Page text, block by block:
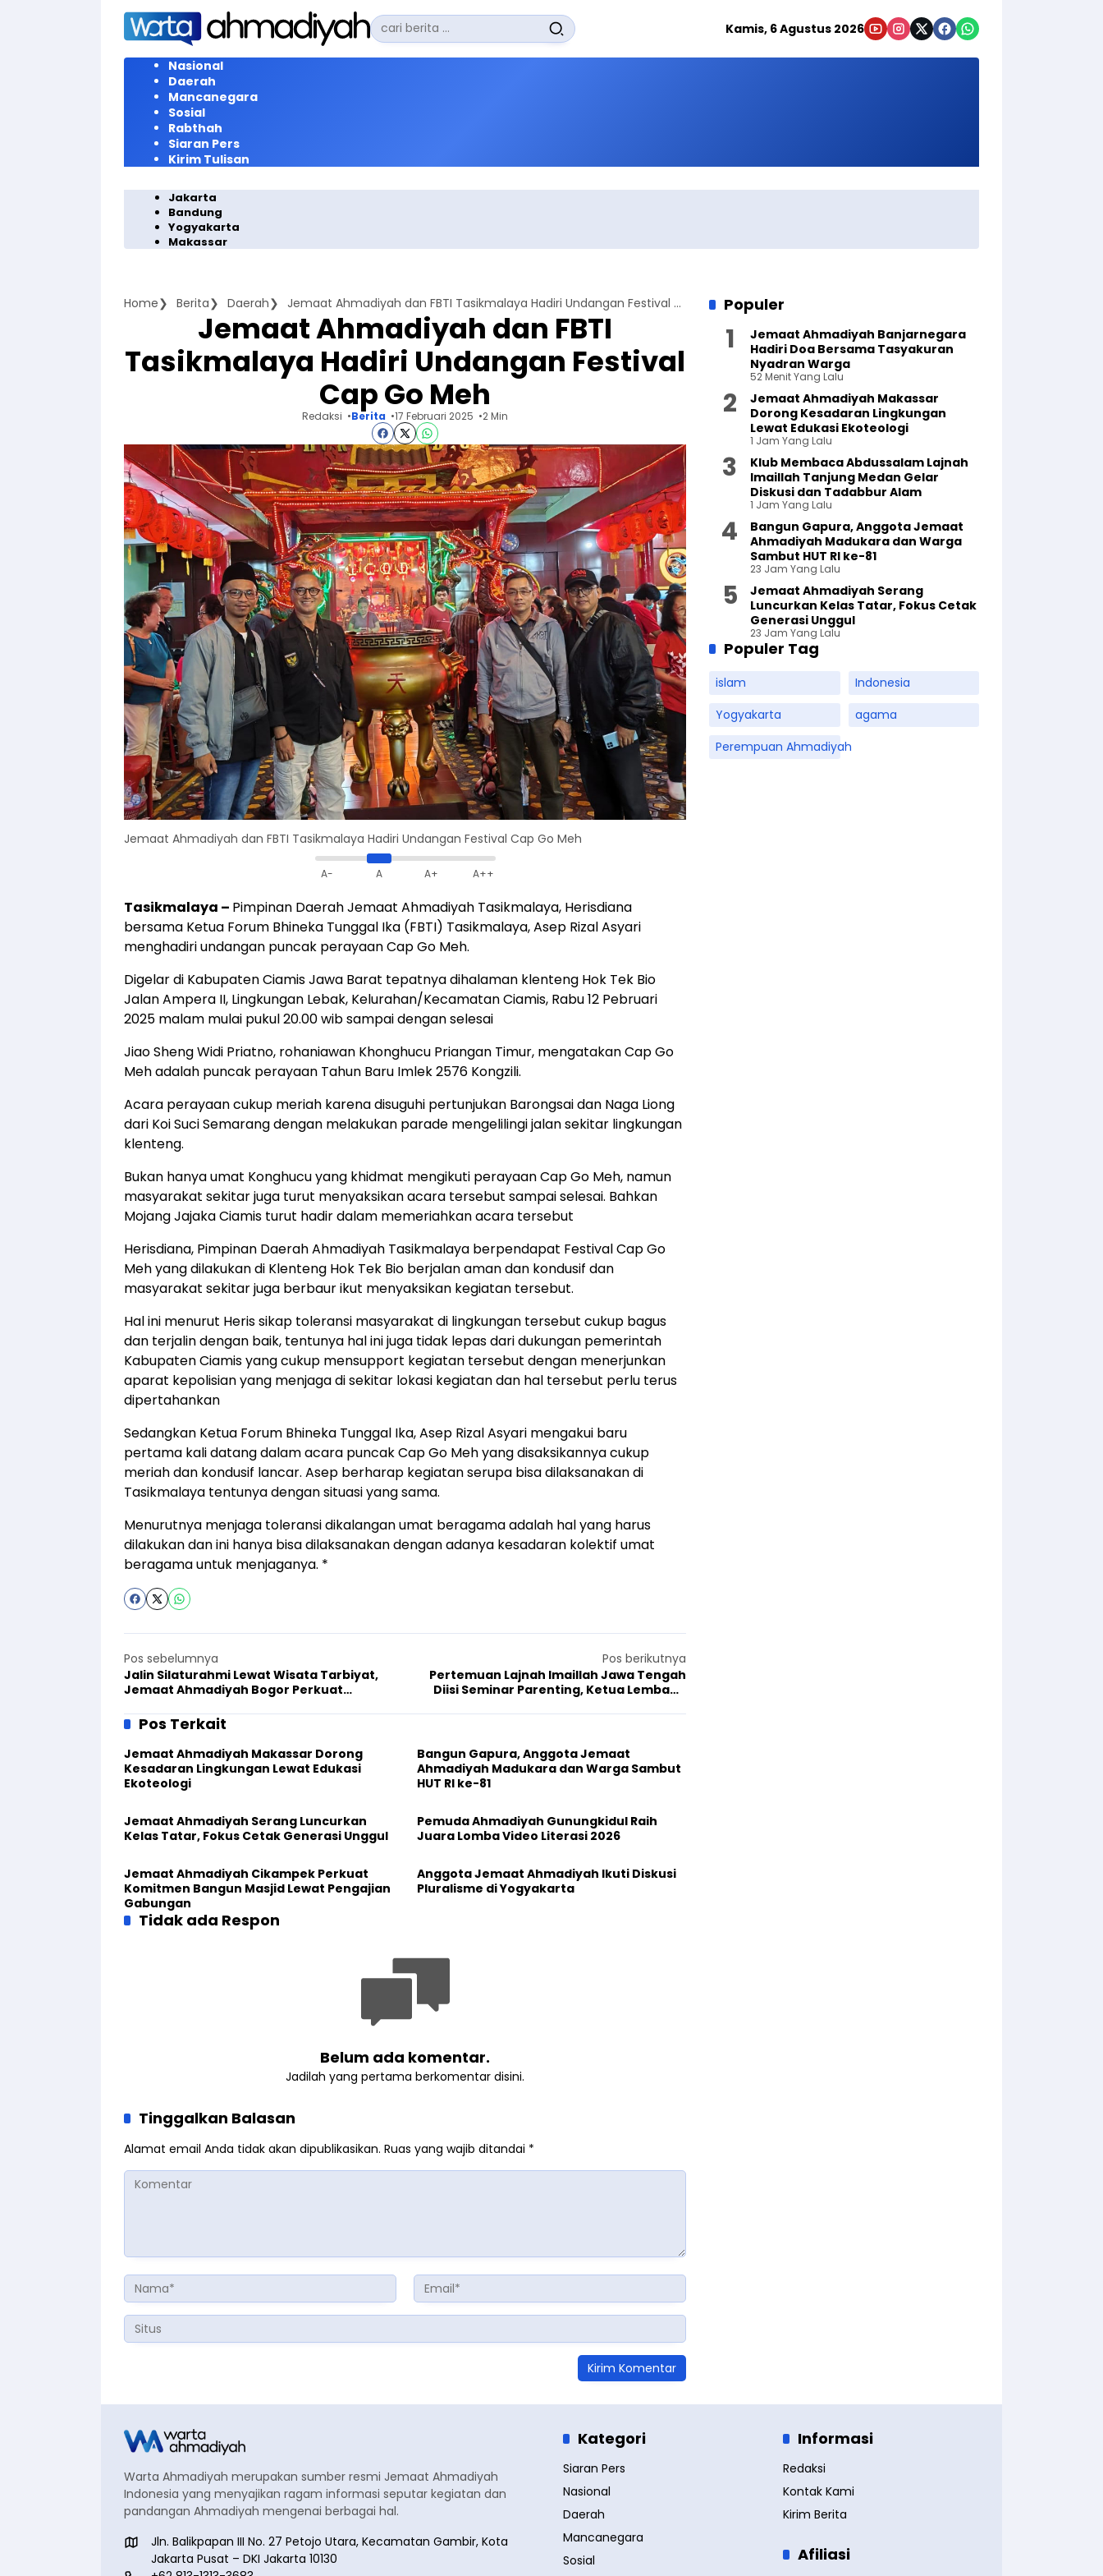
Langsung
konten
Pencarian
untuk:
Kamis, 6 Agustus 2026
Nasional
Daerah
Mancanegara
Sosial
Rabthah
Siaran Pers
Kirim Tulisan
Jakarta
Bandung
Yogyakarta
Makassar
Home Berita Daerah Jemaat Ahmadiyah dan FBTI Tasikmalaya Hadiri Undangan Festival Cap Go Meh
Jemaat Ahmadiyah dan FBTI
Tasikmalaya Hadiri Undangan Festival
Cap Go Meh
Redaksi Berita 17 Februari 2025 2 Min
Jemaat Ahmadiyah dan FBTI Tasikmalaya Hadiri Undangan Festival Cap Go Meh
A- A A+ A++
Tasikmalaya – Pimpinan Daerah Jemaat Ahmadiyah Tasikmalaya, Herisdiana
bersama Ketua Forum Bhineka Tunggal Ika (FBTI) Tasikmalaya, Asep Rizal Asyari
menghadiri undangan puncak perayaan Cap Go Meh.
Digelar di Kabupaten Ciamis Jawa Barat tepatnya dihalaman klenteng Hok Tek Bio
Jalan Ampera II, Lingkungan Lebak, Kelurahan/Kecamatan Ciamis, Rabu 12 Pebruari
2025 malam mulai pukul 20.00 wib sampai dengan selesai
Jiao Sheng Widi Priatno, rohaniawan Khonghucu Priangan Timur, mengatakan Cap Go
Meh adalah puncak perayaan Tahun Baru Imlek 2576 Kongzili.
Acara perayaan cukup meriah karena disuguhi pertunjukan Barongsai dan Naga Liong
dari Koi Suci Semarang dengan melakukan parade mengelilingi jalan sekitar lingkungan
klenteng.
Bukan hanya umat Konghucu yang khidmat mengikuti perayaan Cap Go Meh, namun
masyarakat sekitar juga turut menyaksikan acara tersebut sampai selesai. Bahkan
Mojang Jajaka Ciamis turut hadir dalam memeriahkan acara tersebut
Herisdiana, Pimpinan Daerah Ahmadiyah Tasikmalaya berpendapat Festival Cap Go
Meh yang dilakukan di Klenteng Hok Tek Bio berjalan aman dan kondusif dan
masyarakat sekitar juga berbaur ikut menyaksikan kegiatan tersebut.
Hal ini menurut Heris sikap toleransi masyarakat di lingkungan tersebut cukup bagus
dan terjalin dengan baik, tentunya hal ini juga tidak lepas dari dukungan pemerintah
Kabupaten Ciamis yang cukup mensupport kegiatan tersebut dengan menerjunkan
aparat kepolisian yang menjaga di sekitar lokasi kegiatan dan hal tersebut perlu terus
dipertahankan
Sedangkan Ketua Forum Bhineka Tunggal Ika, Asep Rizal Asyari mengakui baru
pertama kali datang dalam acara puncak Cap Go Meh yang disaksikannya cukup
meriah dan kondusif lancar. Asep berharap kegiatan serupa bisa dilaksanakan di
Tasikmalaya tentunya dengan situasi yang sama.
Menurutnya menjaga toleransi dikalangan umat beragama adalah hal yang harus
dilakukan dan ini hanya bisa dilaksanakan dengan adanya kesadaran kolektif umat
beragama untuk menjaganya. *
Pos sebelumnya
Jalin Silaturahmi Lewat Wisata Tarbiyat,
Jemaat Ahmadiyah Bogor Perkuat
Pos berikutnya
Pertemuan Lajnah Imaillah Jawa Tengah
Diisi Seminar Parenting, Ketua Lembaga
Pos Terkait
Jemaat Ahmadiyah Makassar Dorong
Kesadaran Lingkungan Lewat Edukasi
Ekoteologi
Bangun Gapura, Anggota Jemaat
Ahmadiyah Madukara dan Warga Sambut
HUT RI ke-81
Jemaat Ahmadiyah Serang Luncurkan
Kelas Tatar, Fokus Cetak Generasi Unggul
Pemuda Ahmadiyah Gunungkidul Raih
Juara Lomba Video Literasi 2026
Jemaat Ahmadiyah Cikampek Perkuat
Komitmen Bangun Masjid Lewat Pengajian
Gabungan
Anggota Jemaat Ahmadiyah Ikuti Diskusi
Pluralisme di Yogyakarta
Tidak ada Respon
Belum ada komentar.
Jadilah yang pertama berkomentar disini.
Tinggalkan Balasan
Alamat email Anda tidak akan dipublikasikan. Ruas yang wajib ditandai *
Populer
Jemaat Ahmadiyah Banjarnegara
Hadiri Doa Bersama Tasyakuran
Nyadran Warga
52 Menit Yang Lalu
Jemaat Ahmadiyah Makassar
Dorong Kesadaran Lingkungan
Lewat Edukasi Ekoteologi
1 Jam Yang Lalu
Klub Membaca Abdussalam Lajnah
Imaillah Tanjung Medan Gelar
Diskusi dan Tadabbur Alam
1 Jam Yang Lalu
Bangun Gapura, Anggota Jemaat
Ahmadiyah Madukara dan Warga
Sambut HUT RI ke-81
23 Jam Yang Lalu
Jemaat Ahmadiyah Serang
Luncurkan Kelas Tatar, Fokus Cetak
Generasi Unggul
23 Jam Yang Lalu
Populer Tag
islam
Indonesia
Yogyakarta
agama
Perempuan Ahmadiyah
Warta Ahmadiyah merupakan sumber resmi Jemaat Ahmadiyah
Indonesia yang menyajikan ragam informasi seputar kegiatan dan
pandangan Ahmadiyah mengenai berbagai hal.
Jln. Balikpapan III No. 27 Petojo Utara, Kecamatan Gambir, Kota
Jakarta Pusat – DKI Jakarta 10130
Kategori
Siaran Pers
Nasional
Daerah
Mancanegara
Sosial
Informasi
Redaksi
Kontak Kami
Kirim Berita
Afiliasi